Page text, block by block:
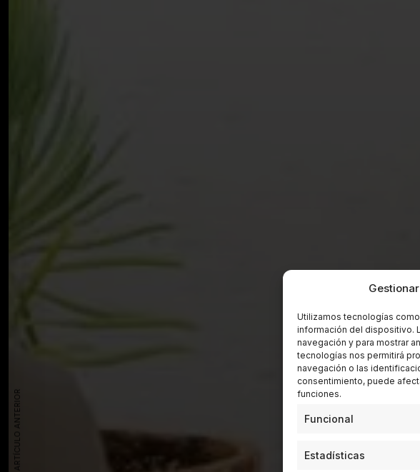
Utilizamos tecnologías
información del dispositivo.
navegación y para mostrar
tecnologías nos permitirá
navegación o las
consentimiento, puede
funciones.
Funcional
Estadísticas
ARTÍCULO ANTERIOR